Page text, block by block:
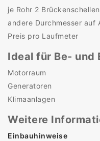
je Rohr 2
andere Durchmesser auf
Preis pro Laufmeter
Ideal für Be- und
Motorraum
Generatoren
Klimaanlagen
Weitere
Einbauhinweise